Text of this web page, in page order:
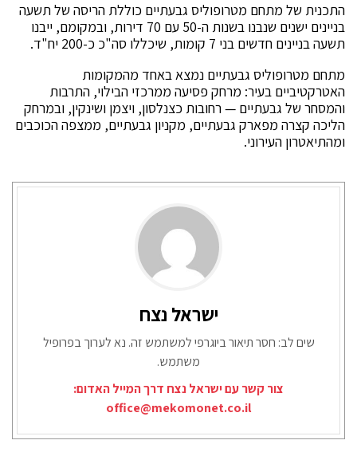
התכנית של מתחם מטרופוליס גבעתיים כוללת הריסה של תשעה
בניינים ישנים שנבנו בשנות ה-50 עם 70 דירות, ובמקומם, ייבנו
תשעה בניינים חדשים בני 7 קומות, שיכללו סה"כ כ-200 יח"ד.
מתחם מטרופוליס גבעתיים נמצא באחד מהמקומות
האטרקטיביים בעיר: מרחק פסיעה ממרכזי הבילוי, התרבות
והמסחר של גבעתיים — רחובות כצנלסון, ויצמן ושינקין, ובמרחק
הליכה קצרה מפארק גבעתיים, מקניון גבעתיים, ממצפה הכוכבים
ומהתיאטרון העירוני.
ישראל נצח
שים לב: חסר תיאור ביוגרפי למשתמש זה. נא לערוך בפרופיל
משתמש.
צור קשר עם ישראל נצח דרך המייל האדום:
office@mekomonet.co.il